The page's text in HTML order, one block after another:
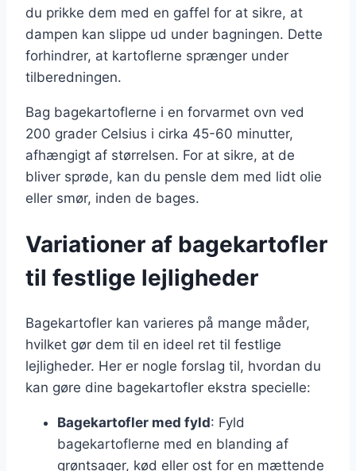
du prikke dem med en gaffel for at sikre, at
dampen kan slippe ud under bagningen. Dette
forhindrer, at kartoflerne sprænger under
tilberedningen.
Bag bagekartoflerne i en forvarmet ovn ved
200 grader Celsius i cirka 45-60 minutter,
afhængigt af størrelsen. For at sikre, at de
bliver sprøde, kan du pensle dem med lidt olie
eller smør, inden de bages.
Variationer af bagekartofler
til festlige lejligheder
Bagekartofler kan varieres på mange måder,
hvilket gør dem til en ideel ret til festlige
lejligheder. Her er nogle forslag til, hvordan du
kan gøre dine bagekartofler ekstra specielle:
Bagekartofler med fyld: Fyld
bagekartoflerne med en blanding af
grøntsager, kød eller ost for en mættende